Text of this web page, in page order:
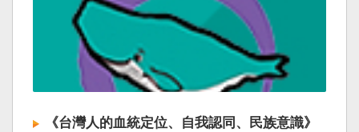
《台灣人的血統定位、自我認同、民族意識》